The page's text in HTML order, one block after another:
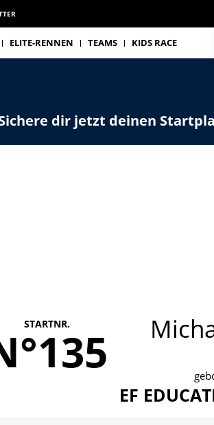
ELITE-RENNEN TEAMS KIDS RACE
dir jetzt deinen
STARTNR.
EF